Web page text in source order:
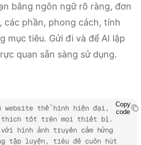
bằng ngôn ngữ rõ ràng, đơn
các phần, phong cách, tính
mục tiêu. Gửi đi và để AI lập
quan sẵn sàng sử dụng.
website thể hình hiện đại,
thích tốt trên mọi thiết bị.
với hình ảnh truyền cảm hứng
tập luyện, tiêu đề cuốn hút
Copy
code